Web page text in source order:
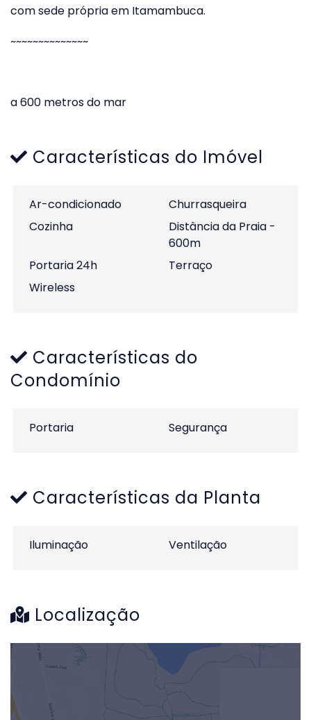
com sede própria em Itamambuca.
~~~~~~~~~~~~~~
a 600 metros do mar
Características do Imóvel
Ar-condicionado
Churrasqueira
Cozinha
Distância da Praia -
600m
Portaria 24h
Terraço
Wireless
Características do
Condomínio
Portaria Segurança
Características da Planta
Iluminação Ventilação
Localização